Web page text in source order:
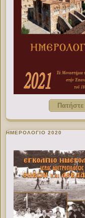
ΗΜΕΡΟΛΟΓΙΟ 2020